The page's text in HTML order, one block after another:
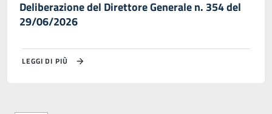
Deliberazione del Direttore Generale n. 354 del
29/06/2026
LEGGI DI PIÙ